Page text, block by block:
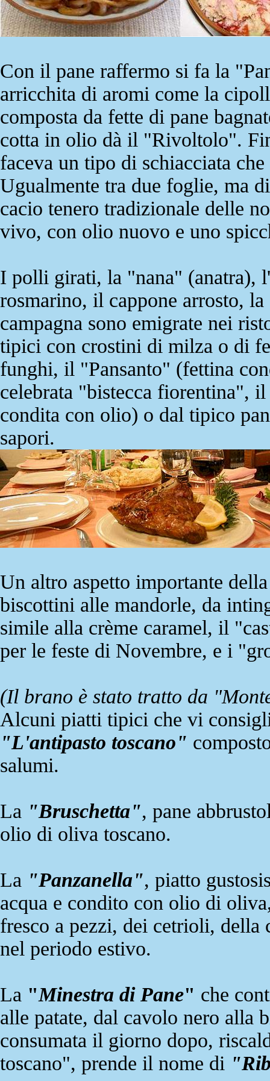
Con il pane raffermo si fa la
arricchita di aromi come la
composta da fette di pane
cotta in olio dà il "Rivoltolo".
faceva un tipo di schiacciata
Ugualmente tra due foglie, ma
cacio tenero tradizionale delle
vivo, con olio nuovo e uno
I polli girati, la "nana" (anatra),
rosmarino, il cappone arrosto,
campagna sono emigrate nei
tipici con crostini di milza o di
funghi, il "Pansanto" (fettina
celebrata "bistecca fiorentina",
condita con olio) o dal tipico
sapori.
Un altro aspetto importante
biscottini alle mandorle, da
simile alla crème caramel, il
per le feste di Novembre, e i
(Il brano è stato tratto da
Alcuni piatti tipici che vi
"L'antipasto toscano"
salumi.
La "Bruschetta", pane
olio di oliva toscano.
La "Panzanella", piatto
acqua e condito con olio di
fresco a pezzi, dei cetrioli,
nel periodo estivo.
La "Minestra di Pane" che
alle patate, dal cavolo nero alla
consumata il giorno dopo,
toscano", prende il nome di